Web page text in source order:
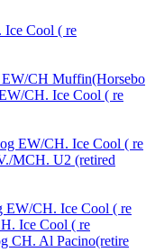
Cool ( re
CH Muffin(Horsebo
CH. Ice Cool ( re
EW/CH. Ice Cool ( re
MCH. U2 (retired
EW/CH. Ice Cool ( re
Ice Cool ( re
CH. Al Pacino(retire